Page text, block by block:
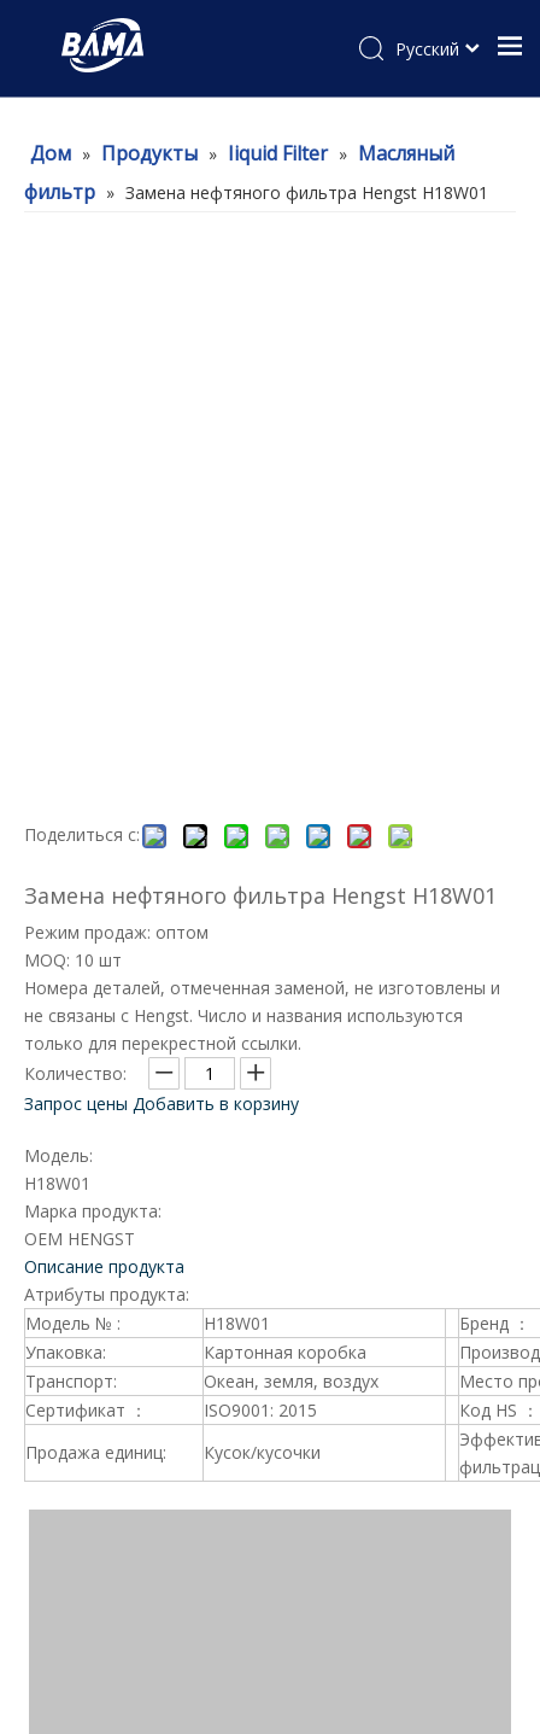
Pусский
Дом » Продукты » Iiquid Filter » Масляный
фильтр » Замена нефтяного фильтра Hengst H18W01
Поделиться с:
Замена нефтяного фильтра Hengst H18W01
Режим продаж: оптом
MOQ: 10 шт
Номера деталей, отмеченная заменой, не изготовлены и
не связаны с Hengst. Число и названия используются
только для перекрестной ссылки.
Количество:
Запрос цены Добавить в корзину
Модель:
H18W01
Марка продукта:
OEM HENGST
Описание продукта
Атрибуты продукта:
Модель № :
H18W01
Бренд ：
Упаковка:
Картонная коробка
Транспорт:
Океан, земля, воздух
Место
Сертификат ：
ISO9001: 2015
Код HS ：
Продажа единиц:
Кусок/кусочки